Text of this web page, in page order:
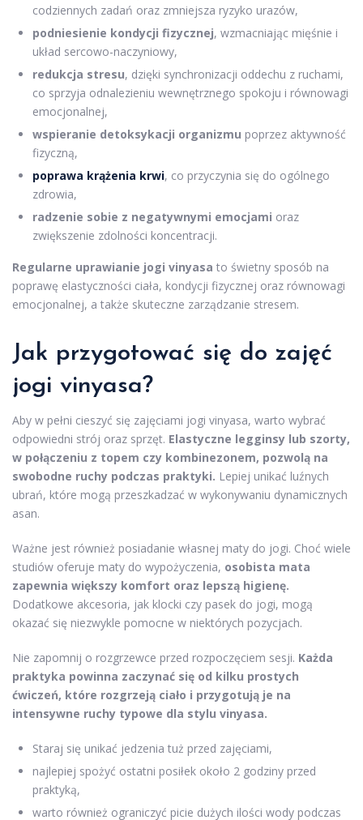
codziennych zadań oraz zmniejsza ryzyko urazów,
podniesienie kondycji fizycznej, wzmacniając mięśnie i
układ sercowo-naczyniowy,
redukcja stresu, dzięki synchronizacji oddechu z ruchami,
co sprzyja odnalezieniu wewnętrznego spokoju i równowagi
emocjonalnej,
wspieranie detoksykacji organizmu poprzez aktywność
fizyczną,
poprawa krążenia krwi, co przyczynia się do ogólnego
zdrowia,
radzenie sobie z negatywnymi emocjami oraz
zwiększenie zdolności koncentracji.
Regularne uprawianie jogi vinyasa to świetny sposób na
poprawę elastyczności ciała, kondycji fizycznej oraz równowagi
emocjonalnej, a także skuteczne zarządzanie stresem.
Jak przygotować się do zajęć
jogi vinyasa?
Aby w pełni cieszyć się zajęciami jogi vinyasa, warto wybrać
odpowiedni strój oraz sprzęt. Elastyczne legginsy lub szorty,
w połączeniu z topem czy kombinezonem, pozwolą na
swobodne ruchy podczas praktyki. Lepiej unikać luźnych
ubrań, które mogą przeszkadzać w wykonywaniu dynamicznych
asan.
Ważne jest również posiadanie własnej maty do jogi. Choć wiele
studiów oferuje maty do wypożyczenia, osobista mata
zapewnia większy komfort oraz lepszą higienę.
Dodatkowe akcesoria, jak klocki czy pasek do jogi, mogą
okazać się niezwykle pomocne w niektórych pozycjach.
Nie zapomnij o rozgrzewce przed rozpoczęciem sesji. Każda
praktyka powinna zaczynać się od kilku prostych
ćwiczeń, które rozgrzeją ciało i przygotują je na
intensywne ruchy typowe dla stylu vinyasa.
Staraj się unikać jedzenia tuż przed zajęciami,
najlepiej spożyć ostatni posiłek około 2 godziny przed
praktyką,
warto również ograniczyć picie dużych ilości wody podczas